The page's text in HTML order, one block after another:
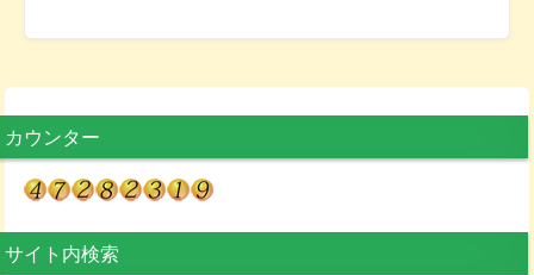
カウンター
サイト内検索